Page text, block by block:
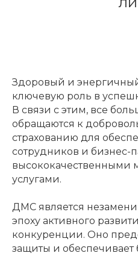
Здоровый и
ключевую роль в
В связи с этим, все
обращаются к
страхованию для
сотрудников и бизнес-
услугами.
ДМС является
эпоху активного
конкуренции. Оно
защиты и обеспечивает